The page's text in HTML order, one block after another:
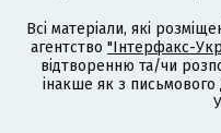
Всі матеріали, які
агентство "Інтерфакс-
відтворенню та/чи
інакше як з